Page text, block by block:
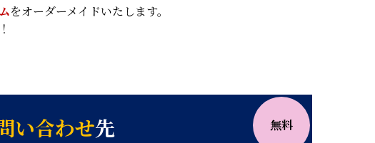
をオーダーメイドいたします。
い合わせ先 無料